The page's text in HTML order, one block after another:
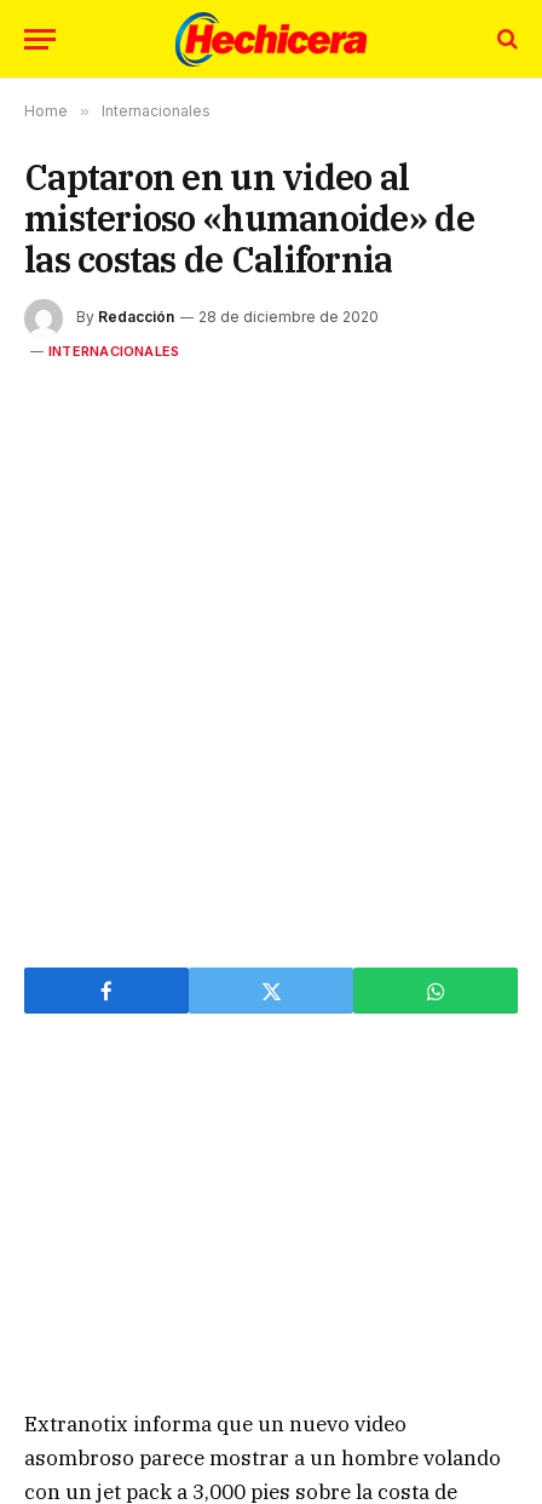
Home » Internacionales
Captaron en un video al
misterioso «humanoide» de
las costas de California
By Redacción 28 de diciembre de 2020
INTERNACIONALES
Extranotix informa que un nuevo video
asombroso parece mostrar a un hombre volando
con un jet pack a 3,000 pies sobre la costa de